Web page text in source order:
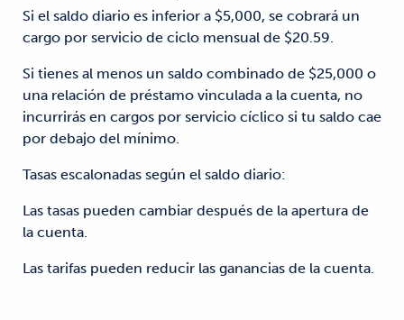
Si el saldo diario es inferior a $5,000, se cobrará un
cargo por servicio de ciclo mensual de $20.59.
Si tienes al menos un saldo combinado de $25,000 o
una relación de préstamo vinculada a la cuenta, no
incurrirás en cargos por servicio cíclico si tu saldo cae
por debajo del mínimo.
Tasas escalonadas según el saldo diario:
Las tasas pueden cambiar después de la apertura de
la cuenta.
Las tarifas pueden reducir las ganancias de la cuenta.